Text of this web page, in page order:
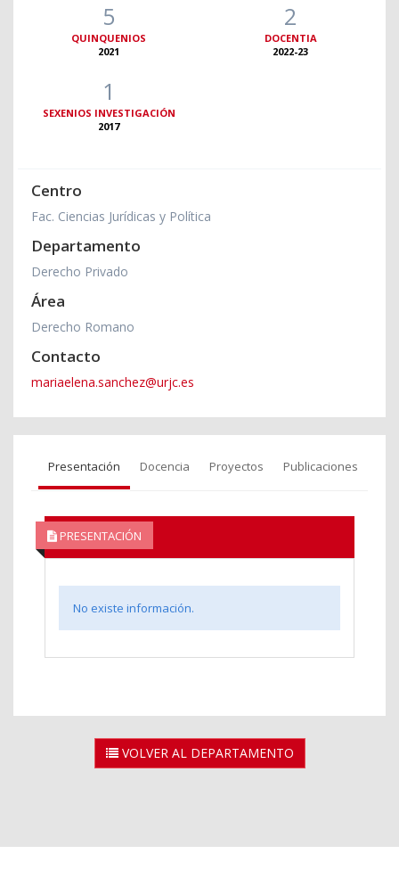
5
QUINQUENIOS
2021
2
DOCENTIA
2022-23
1
SEXENIOS INVESTIGACIÓN
2017
Centro
Fac. Ciencias Jurídicas y Política
Departamento
Derecho Privado
Área
Derecho Romano
Contacto
mariaelena.sanchez@urjc.es
Presentación Docencia Proyectos Publicaciones
PRESENTACIÓN
No existe información.
VOLVER AL DEPARTAMENTO